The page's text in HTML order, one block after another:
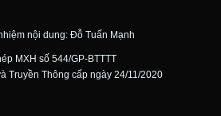
nội dung: Đỗ Tuấn Mạnh
MXH số 544/GP-BTTTT
Truyền Thông cấp ngày 24/11/2020